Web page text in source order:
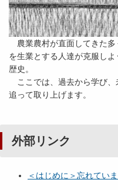
農業農村が直面してきた多
を生業とする人達が克服し
歴史。
ここでは、過去から学び、
追って取り上げます。
外部リンク
＜はじめに＞忘れてい